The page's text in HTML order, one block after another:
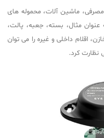
مصرفی، ماشین آلات، محموله های
عنوان مثال، بسته، جعبه، پالت،
اقلام داخلی و غیره را می توان
نظارت کرد.